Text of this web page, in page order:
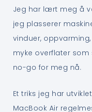
Jeg har lært meg å
jeg plasserer
vinduer,
myke overflater som
no-go for meg nå.
Et triks jeg har
MacBook Air